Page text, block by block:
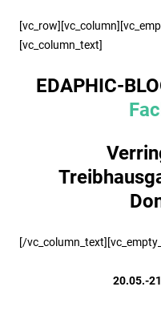
[vc_column_text]
EDAPHIC-
[/
20.05.-